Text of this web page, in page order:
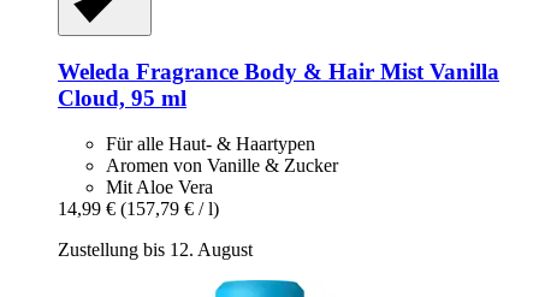
Weleda Fragrance Body & Hair Mist Vanilla
Cloud, 95 ml
Für alle Haut- & Haartypen
Aromen von Vanille & Zucker
Mit Aloe Vera
14,99 € (157,79 € / l)
Zustellung bis 12. August